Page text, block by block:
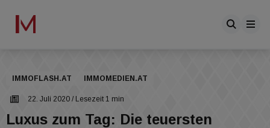
IMMOFLASH.AT IMMOMEDIEN.AT
22. Juli 2020 / Lesezeit 1 min
Luxus zum Tag: Die teuersten